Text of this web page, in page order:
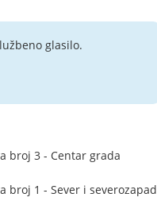
glasilo.
broj 3 - Centar grada
broj 1 - Sever i severozapad